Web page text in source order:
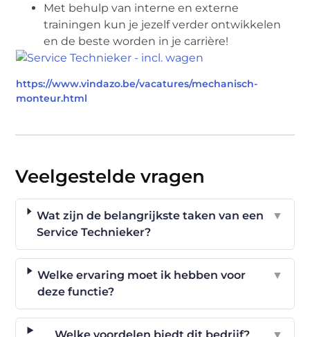
Met behulp van interne en externe
trainingen kun je jezelf verder ontwikkelen
en de beste worden in je carrière!
https://www.vindazo.be/vacatures/mechanisch-
monteur.html
Veelgestelde vragen
Wat zijn de belangrijkste taken van een
Service Technieker?
▼
Welke ervaring moet ik hebben voor
deze functie?
▼